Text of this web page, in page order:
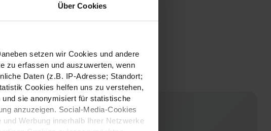
Über Cookies
setzen wir Cookies und andere
zu erfassen und auszuwerten, wenn
Daten (z.B. IP-Adresse; Standort;
Cookies helfen uns zu verstehen,
sie anonymisiert für statistische
anzuzeigen. Social-Media-Cookies
Werbung innerhalb Ihrer Netzwerke